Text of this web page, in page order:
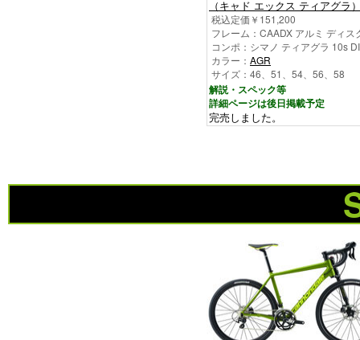
（キャド エックス ティアグラ
税込定価￥151,200
フレーム：CAADX アルミ ディス
コンポ：シマノ ティアグラ 10s
カラー： AGR
サイズ：46、51、54、56、58
解説・スペック等
詳細ページは後日掲載予定
完売しました。